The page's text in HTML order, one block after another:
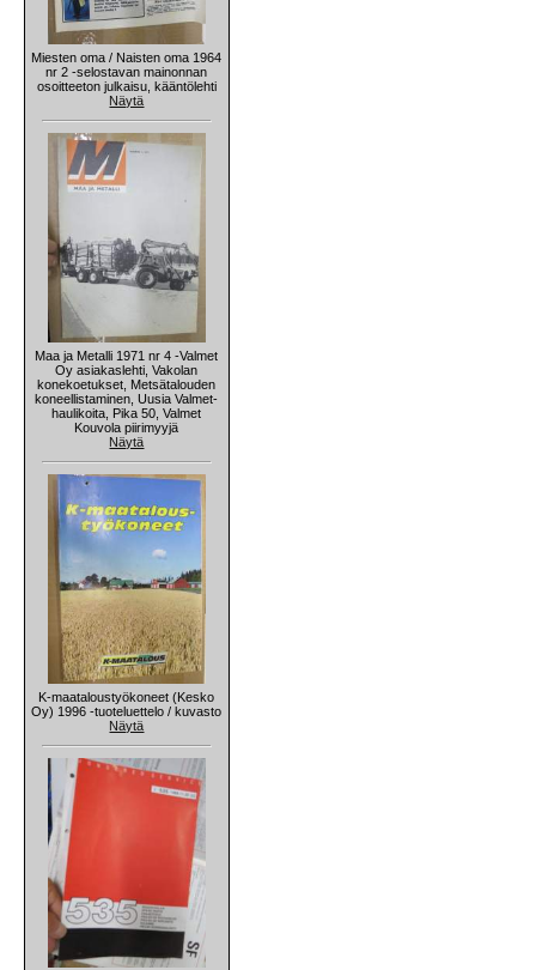
Miesten oma / Naisten oma 1964
nr 2 -selostavan mainonnan
osoitteeton julkaisu, kääntölehti
Näytä
Maa ja Metalli 1971 nr 4 -Valmet
Oy asiakaslehti, Vakolan
konekoetukset, Metsätalouden
koneellistaminen, Uusia Valmet-
haulikoita, Pika 50, Valmet
Kouvola piirimyyjä
Näytä
K-maataloustyökoneet (Kesko
Oy) 1996 -tuoteluettelo / kuvasto
Näytä